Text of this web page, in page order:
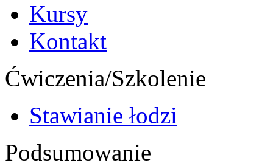
Kursy
Kontakt
Ćwiczenia/Szkolenie
Stawianie łodzi
Podsumowanie